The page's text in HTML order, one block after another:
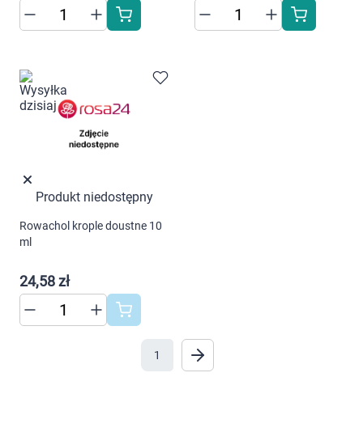
warunki przechowywania lub dostępu do
cookies poprzez kliknięcie przycisku
ustawienia wszystkich cookies klikając
AKCEPTUJĘ WSZYSTKIE
Produkt niedostępny
Rowachol krople doustne 10
ml
24,58 zł
1